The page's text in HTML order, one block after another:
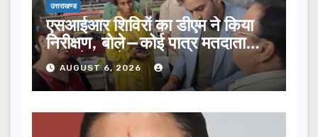
उत्तराखण्ड
एसआईआर शिविरों का डीएम ने किया
निरीक्षण, बोले—कोई पात्र मतदाता
सूची से न छूटे…
AUGUST 6, 2026